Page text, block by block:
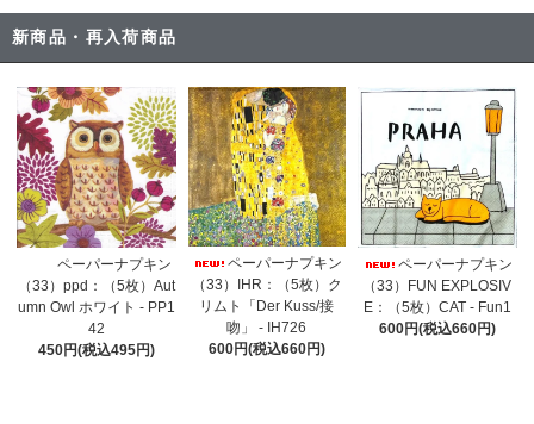
新商品・再入荷商品
ペーパーナプキン
（33）ppd：（5枚）Aut
umn Owl ホワイト - PP1
42
450円(税込495円)
ペーパーナプキン
（33）IHR：（5枚）ク
リムト「Der Kuss/接
吻」 - IH726
600円(税込660円)
ペーパーナプキン
（33）FUN EXPLOSIV
E：（5枚）CAT - Fun1
600円(税込660円)